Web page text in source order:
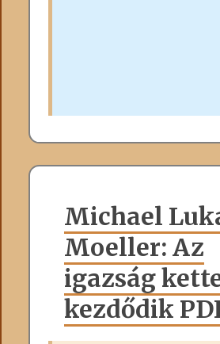
Michael
Moeller: Az
igazság
kezdődik